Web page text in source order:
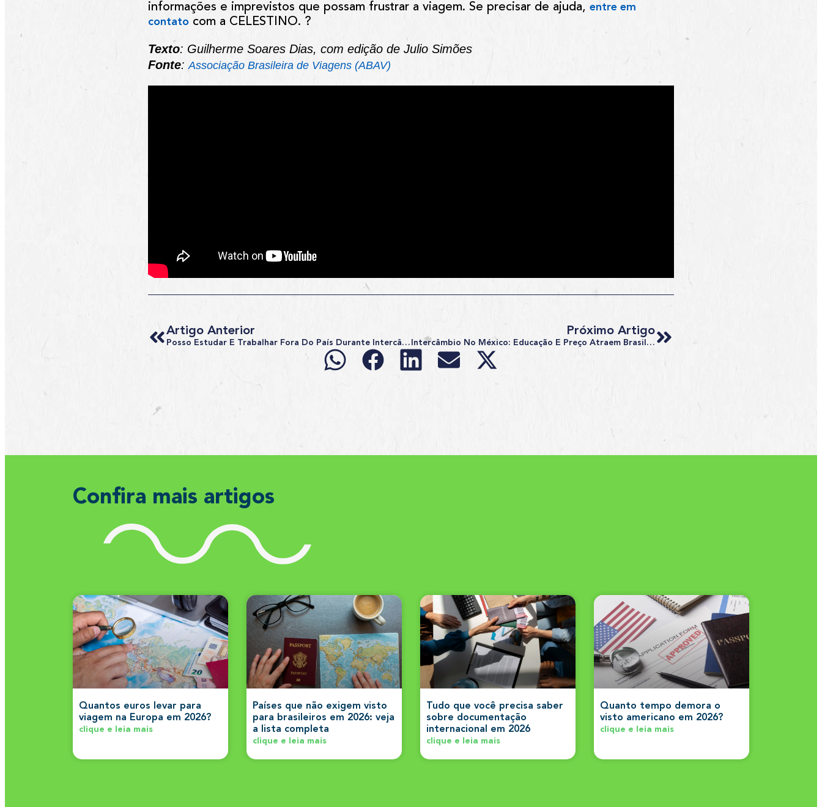
informações e imprevistos que possam frustrar a viagem. Se precisar de ajuda,entre em
contato com a CELESTINO. ?
Texto: Guilherme Soares Dias, com edição de Julio Simões
Fonte:Associação Brasileira de Viagens (ABAV)
Artigo Anterior
Posso Estudar E Trabalhar Fora Do País Durante Intercâmbio?
Próximo Artigo
Intercâmbio No México: Educação E Preço Atraem Brasileiros
Confira mais artigos
Quantos euros levar para
viagem na Europa em 2026?
clique e leia mais
Países que não exigem visto
para brasileiros em 2026: veja
a lista completa
clique e leia mais
Tudo que você precisa saber
sobre documentação
internacional em 2026
clique e leia mais
Quanto tempo demora o
visto americano em 2026?
clique e leia mais